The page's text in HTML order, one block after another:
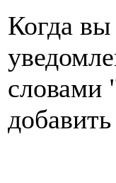
Когда вы
словами